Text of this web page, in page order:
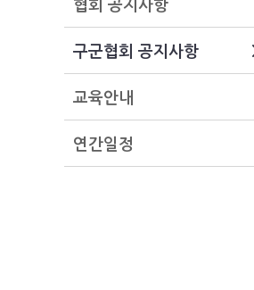
협회 공지사항
구군협회 공지사항
교육안내
연간일정